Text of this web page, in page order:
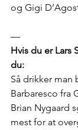
og Gigi
—
Hvis du er Lars
du:
Så drikker man
Barbaresco fra
Brian Nygaard
mest for at